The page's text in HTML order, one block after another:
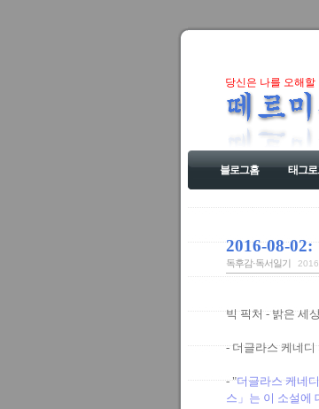
당신은 나를 오해
블로그홈 태그
2016-08-02:
독후감·독서일기
빅 픽처 - 밝은 세
- 더글라스 케네디
- "더글라스 케네
스」는 이 소설에